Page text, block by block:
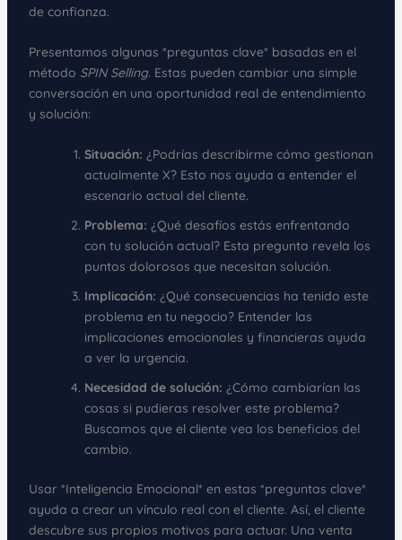
de confianza.
Presentamos algunas *preguntas clave* basadas en el
método SPIN Selling. Estas pueden cambiar una simple
conversación en una oportunidad real de entendimiento
y solución:
Situación: ¿Podrías describirme cómo gestionan
actualmente X? Esto nos ayuda a entender el
escenario actual del cliente.
Problema: ¿Qué desafíos estás enfrentando
con tu solución actual? Esta pregunta revela los
puntos dolorosos que necesitan solución.
Implicación: ¿Qué consecuencias ha tenido este
problema en tu negocio? Entender las
implicaciones emocionales y financieras ayuda
a ver la urgencia.
Necesidad de solución: ¿Cómo cambiarían las
cosas si pudieras resolver este problema?
Buscamos que el cliente vea los beneficios del
cambio.
Usar *Inteligencia Emocional* en estas *preguntas clave*
ayuda a crear un vínculo real con el cliente. Así, el cliente
descubre sus propios motivos para actuar. Una venta